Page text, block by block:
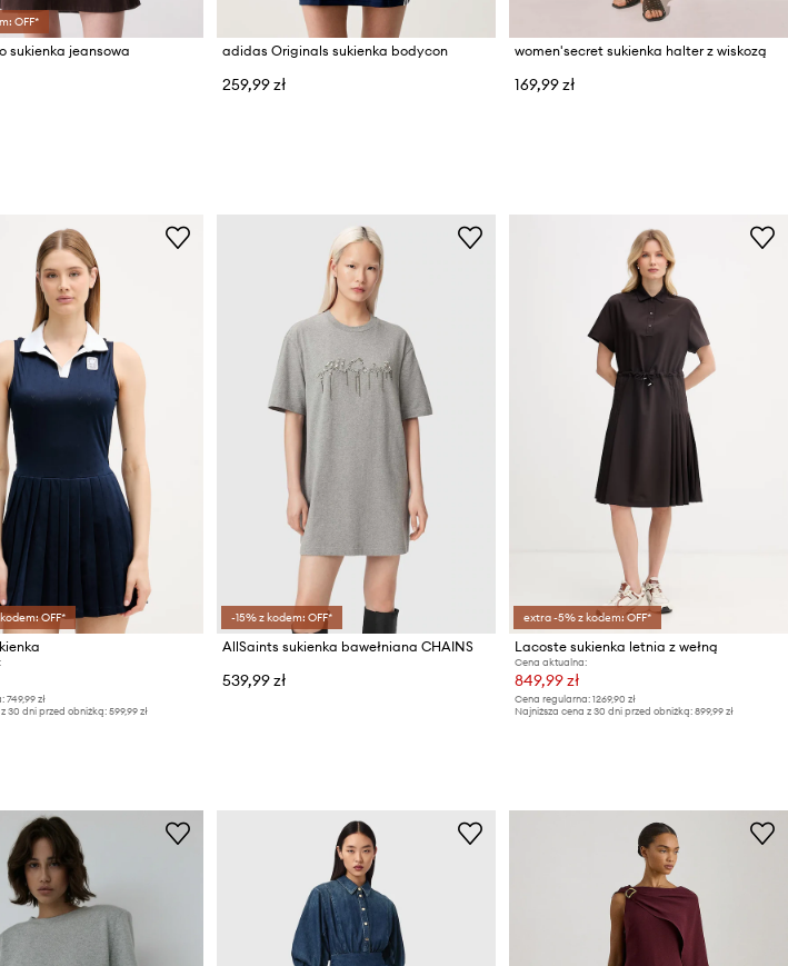
OFF*
sukienka jeansowa adidas Originals sukienka bodycon
259,99 zł
women'secret sukienka halter z wiskozą
169,99 zł
OFF*
749,99 zł
30 dni przed obniżką: 599,99 zł
-15% z kodem: OFF*
AllSaints sukienka bawełniana CHAINS
539,99 zł
extra -5% z kodem: OFF*
Lacoste sukienka letnia z wełną
Cena aktualna:
849,99 zł
Cena regularna: 1269,90 zł
Najniższa cena z 30 dni przed obniżką: 899,99 zł